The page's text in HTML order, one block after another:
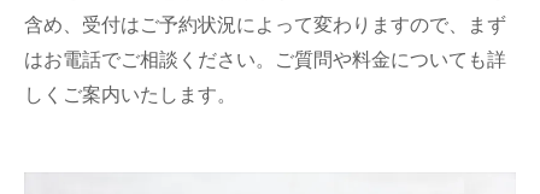
含め、受付はご予約状況によって変わりますので、まず
はお電話でご相談ください。ご質問や料金についても詳
しくご案内いたします。